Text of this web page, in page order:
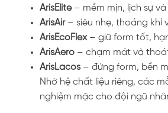
ArisElite– mềm mịn, lịch sự
ArisAir– siêu nhẹ, thoáng khí
ArisEcoFlex– giữ form tốt,
ArisAero – chạm mát và
ArisLacos– đứng form, bền
Nhờ hệ chất liệu riêng, các
nghiệm mặc cho đội ngũ